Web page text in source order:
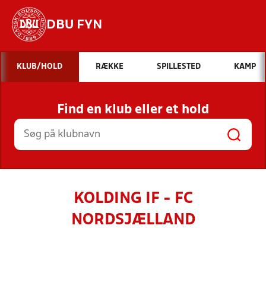
DBU FYN
Hvad vil du søge efter?
INDHOLD OG NYHEDER
STILLINGER, RESULTATER, KLUBBER OG
HOLD
KLUB/HOLD RÆKKE SPILLESTED KAMP
Find en klub eller et hold
KOLDING IF - FC
NORDSJÆLLAND